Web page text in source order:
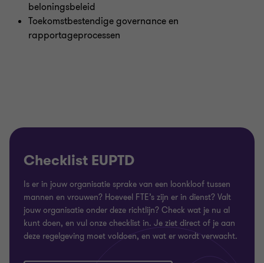
beloningsbeleid
Toekomstbestendige governance en
rapportageprocessen
Checklist EUPTD
Is er in jouw organisatie sprake van een loonkloof tussen
mannen en vrouwen? Hoeveel FTE’s zijn er in dienst? Valt
jouw organisatie onder deze richtlijn? Check wat je nu al
kunt doen, en vul onze checklist in. Je ziet direct of je aan
deze regelgeving moet voldoen, en wat er wordt verwacht.